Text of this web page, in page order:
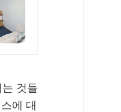
것들
에 대